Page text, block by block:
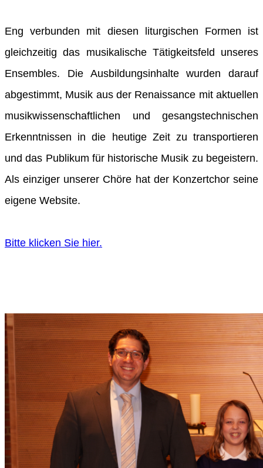
Eng verbunden mit diesen liturgischen Formen ist
gleichzeitig das musikalische Tätigkeitsfeld unseres
Ensembles. Die Ausbildungsinhalte wurden darauf
abgestimmt, Musik aus der Renaissance mit aktuellen
musikwissenschaftlichen und gesangstechnischen
Erkenntnissen in die heutige Zeit zu transportieren
und das Publikum für historische Musik zu begeistern.
Als einziger unserer Chöre hat der Konzertchor seine
eigene Website.
Bitte klicken Sie hier.